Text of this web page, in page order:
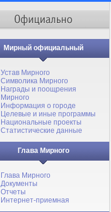
Мирный официальный
Устав Мирного
Символика Мирного
Награды и поощрения
Мирного
Информация о городе
Целевые и иные программы
Национальные проекты
Статистические данные
Глава Мирного
Глава Мирного
Документы
Отчеты
Интернет-приемная